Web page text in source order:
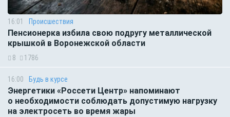
16:01 Происшествия
Пенсионерка избила свою подругу металлической
крышкой в Воронежской области
8 1786
16:00 Будь в курсе
Энергетики «Россети Центр» напоминают
о необходимости соблюдать допустимую нагрузку
на электросеть во время жары